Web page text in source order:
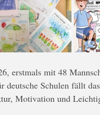
erstmals mit 48
deutsche Schulen fällt
Motivation und